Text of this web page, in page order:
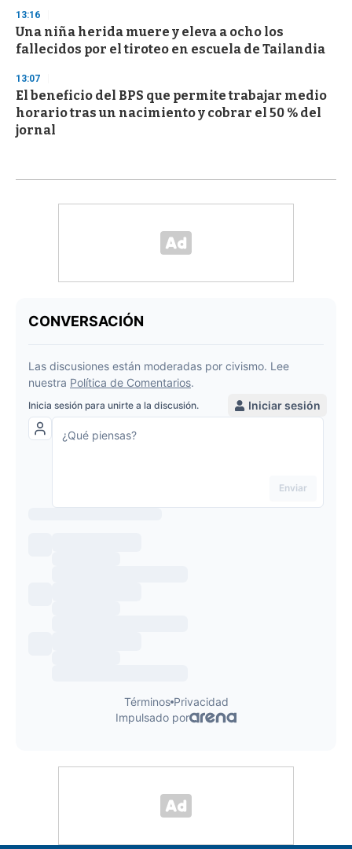
13:16
Una niña herida muere y eleva a ocho los
fallecidos por el tiroteo en escuela de Tailandia
13:07
El beneficio del BPS que permite trabajar medio
horario tras un nacimiento y cobrar el 50 % del
jornal